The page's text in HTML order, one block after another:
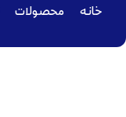
خانه محصولات